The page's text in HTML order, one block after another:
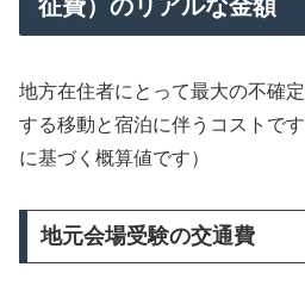
征費）のリアルな金額
地方在住者にとって最大の不確
する移動と宿泊に伴うコストで
に基づく概算値です）
地元会場受験の交通費